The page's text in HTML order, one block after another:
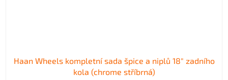
Haan Wheels kompletní sada špice a niplů 18" zadního
kola (chrome stříbrná)